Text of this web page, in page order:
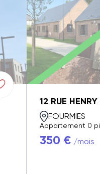
12 RUE
FOURMIES
Appartement 0
350 € /mois